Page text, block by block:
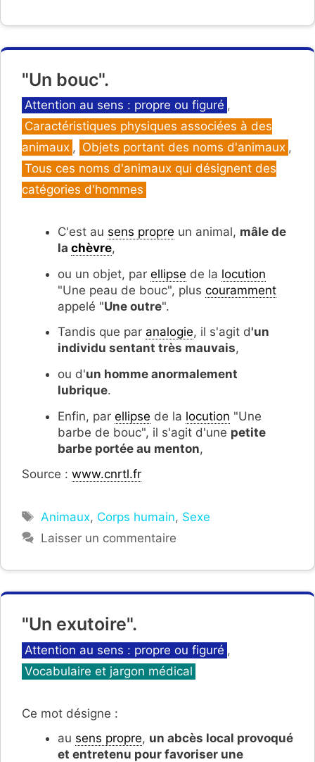
"Un bouc".
Catégories
Attention au sens : propre ou figuré ,
Caractéristiques physiques associées à des
animaux , Objets portant des noms d'animaux ,
Tous ces noms d'animaux qui désignent des
catégories d'hommes
C'est au sens propre un animal, mâle de
la chèvre,
ou un objet, par ellipse de la locution
"Une peau de bouc", plus couramment
appelé "Une outre".
Tandis que par analogie, il s'agit d'un
individu sentant très mauvais,
ou d'un homme anormalement
lubrique.
Enfin, par ellipse de la locution "Une
barbe de bouc", il s'agit d'une petite
barbe portée au menton,
Source : www.cnrtl.fr
Étiquettes
Animaux, Corps humain, Sexe
Laisser un commentaire
"Un exutoire".
Catégories
Attention au sens : propre ou figuré ,
Vocabulaire et jargon médical
Ce mot désigne :
au sens propre, un abcès local provoqué
et entretenu pour favoriser une